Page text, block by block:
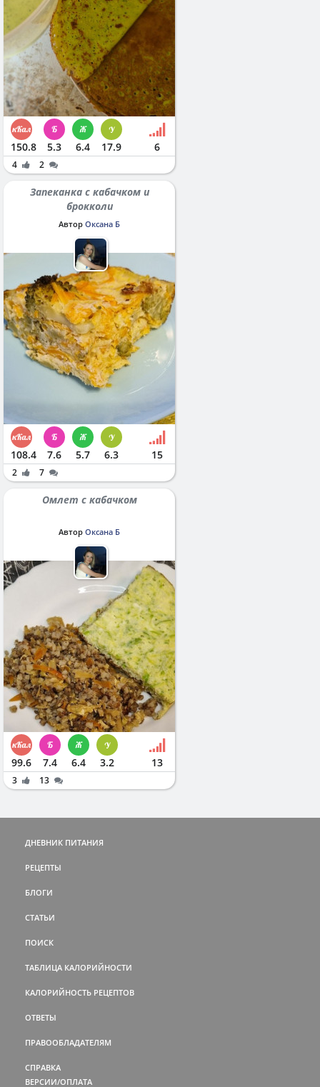
150.8 5.3 6.4 17.9 6
4 2
Запеканка с кабачком и
брокколи
Автор Оксана Б
108.4 7.6 5.7 6.3 15
2 7
Омлет с кабачком
Автор Оксана Б
99.6 7.4 6.4 3.2 13
3 13
ДНЕВНИК ПИТАНИЯ
РЕЦЕПТЫ
БЛОГИ
СТАТЬИ
ПОИСК
ТАБЛИЦА КАЛОРИЙНОСТИ
КАЛОРИЙНОСТЬ РЕЦЕПТОВ
ОТВЕТЫ
ПРАВООБЛАДАТЕЛЯМ
СПРАВКА
ВЕРСИИ/ОПЛАТА